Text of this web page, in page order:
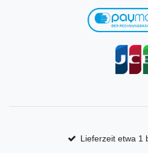
Lieferzeit etwa 1